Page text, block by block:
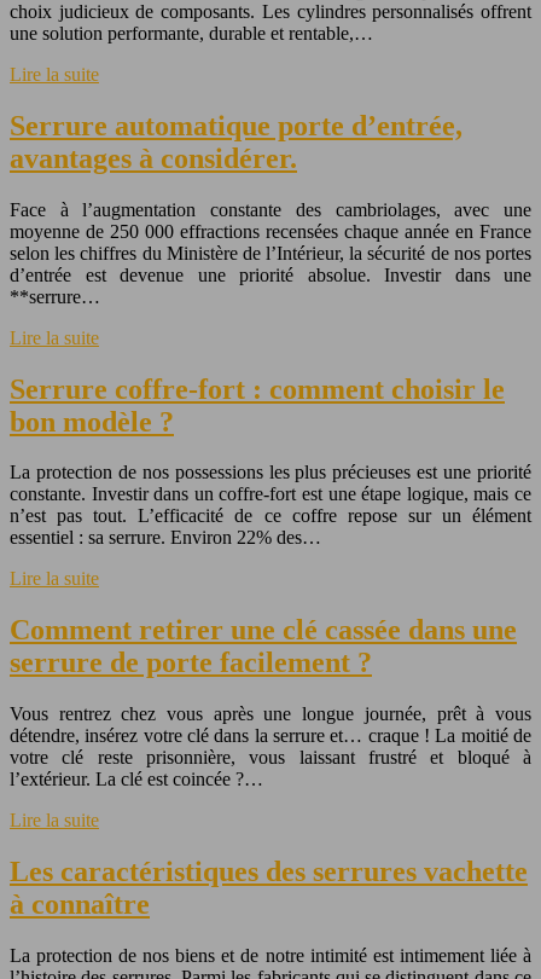
choix judicieux de composants. Les cylindres personnalisés offrent
une solution performante, durable et rentable,…
Lire la suite
Serrure automatique porte d’entrée,
avantages à considérer.
Face à l’augmentation constante des cambriolages, avec une
moyenne de 250 000 effractions recensées chaque année en France
selon les chiffres du Ministère de l’Intérieur, la sécurité de nos portes
d’entrée est devenue une priorité absolue. Investir dans une
**serrure…
Lire la suite
Serrure coffre-fort : comment choisir le
bon modèle ?
La protection de nos possessions les plus précieuses est une priorité
constante. Investir dans un coffre-fort est une étape logique, mais ce
n’est pas tout. L’efficacité de ce coffre repose sur un élément
essentiel : sa serrure. Environ 22% des…
Lire la suite
Comment retirer une clé cassée dans une
serrure de porte facilement ?
Vous rentrez chez vous après une longue journée, prêt à vous
détendre, insérez votre clé dans la serrure et… craque ! La moitié de
votre clé reste prisonnière, vous laissant frustré et bloqué à
l’extérieur. La clé est coincée ?…
Lire la suite
Les caractéristiques des serrures vachette
à connaître
La protection de nos biens et de notre intimité est intimement liée à